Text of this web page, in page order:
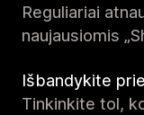
Reguliariai
naujausiomis
Išbandykite
Tinkinkite tol,